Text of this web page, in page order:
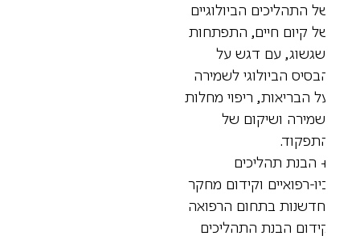
התהליכים הביולוגיים
קיום חיים, התפתחות
עם דגש על
הביולוגי לשמירה
הבריאות, ריפוי מחלות
ושיקום של
הבנת תהליכים
רפואיים וקידום מחקר
בתחום הרפואה
הבנת התהליכים